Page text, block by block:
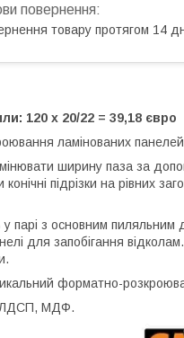
товару протягом 14
120 x 20/22 = 39,18 євро
ламінованих
ширину паза за
підрізки на рівних
у парі з основним
для запобігання
форматно-
ЛДСП, МДФ.